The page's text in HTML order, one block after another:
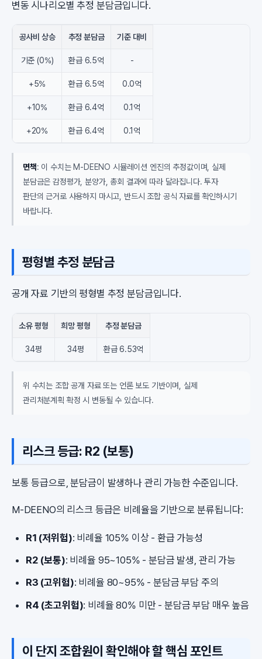
변동 시나리오별 추정 분담금입니다.
공사비 상승 추정 분담금 기준 대비
기준 (0%) 환급 6.5억 -
+5% 환급 6.5억 0.0억
+10% 환급 6.4억 0.1억
+20% 환급 6.4억 0.1억
면책: 이 수치는 M-DEENO 시뮬레이션 엔진의 추정값이며, 실제
분담금은 감정평가, 분양가, 총회 결과에 따라 달라집니다. 투자
판단의 근거로 사용하지 마시고, 반드시 조합 공식 자료를 확인하시기
바랍니다.
평형별 추정 분담금
공개 자료 기반의 평형별 추정 분담금입니다.
소유 평형 희망 평형 추정 분담금
34평 34평 환급 6.53억
위 수치는 조합 공개 자료 또는 언론 보도 기반이며, 실제
관리처분계획 확정 시 변동될 수 있습니다.
리스크 등급: R2 (보통)
보통 등급으로, 분담금이 발생하나 관리 가능한 수준입니다.
M-DEENO의 리스크 등급은 비례율을 기반으로 분류됩니다:
R1 (저위험): 비례율 105% 이상 - 환급 가능성
R2 (보통): 비례율 95~105% - 분담금 발생, 관리 가능
R3 (고위험): 비례율 80~95% - 분담금 부담 주의
R4 (초고위험): 비례율 80% 미만 - 분담금 부담 매우 높음
이 단지 조합원이 확인해야 할 핵심 포인트